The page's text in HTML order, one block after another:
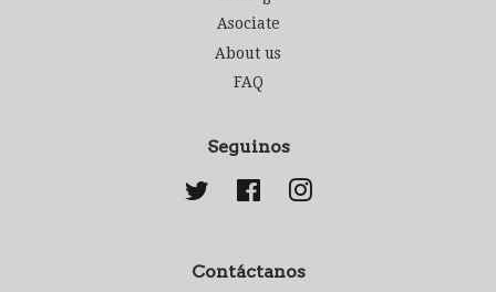
Asociate
About us
FAQ
Seguinos
Twitter FacebookInstagram
Contáctanos